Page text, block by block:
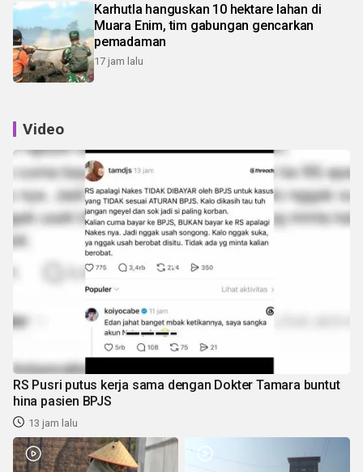
Karhutla hanguskan 10 hektare lahan di
Muara Enim, tim gabungan gencarkan
pemadaman
17 jam lalu
Video
RS Pusri putus kerja sama dengan Dokter Tamara buntut
hina pasien BPJS
13 jam lalu